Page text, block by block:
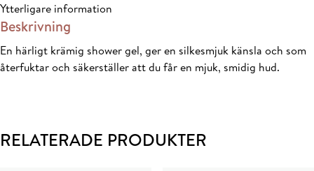
Ytterligare information
Beskrivning
En härligt krämig shower gel, ger en silkesmjuk känsla och som
återfuktar och säkerställer att du får en mjuk, smidig hud.
RELATERADE PRODUKTER